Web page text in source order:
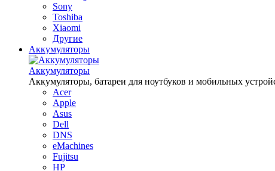
Sony
Toshiba
Xiaomi
Другие
Аккумуляторы
Аккумуляторы
Аккумуляторы, батареи для ноутбуков и мобильных
Acer
Apple
Asus
Dell
DNS
eMachines
Fujitsu
HP